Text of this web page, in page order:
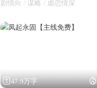
剧情向 / 谋略 / 虐恋情深
47.9万字 